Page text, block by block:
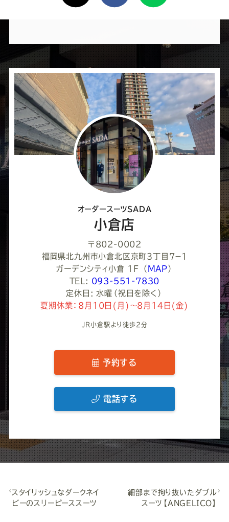
け
シ
ェ
ア
し
て
く
だ
オーダースーツSADA
小倉店
〒802-0002
福岡県北九州市小倉北区京町３丁目７−１
ガーデンシティ小倉 1F
（ MAP ）
TEL: 093-551-7830
定休日: 水曜（祝日を除く）
夏期休業：8月10日(月)～8月14日(金)
JR小倉駅より徒歩2分
予約する
電話する
スタイリッシュなダークネイ
ビーのスリーピーススーツ
細部まで拘り抜いたダブル
スーツ【ANGELICO】